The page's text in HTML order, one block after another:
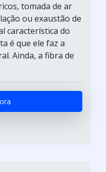
tomada de ar
ou exaustão de
característica do
é que ele faz a
Ainda, a fibra de